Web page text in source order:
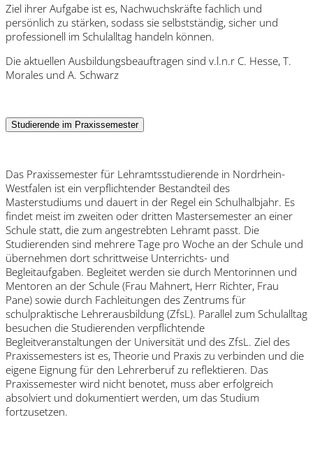
Ziel ihrer Aufgabe ist es, Nachwuchskräfte fachlich und
persönlich zu stärken, sodass sie selbstständig, sicher und
professionell im Schulalltag handeln können.
Die aktuellen Ausbildungsbeauftragen sind v.l.n.r C. Hesse, T.
Morales und A. Schwarz
Studierende im Praxissemester
Das Praxissemester für Lehramtsstudierende in Nordrhein-
Westfalen ist ein verpflichtender Bestandteil des
Masterstudiums und dauert in der Regel ein Schulhalbjahr. Es
findet meist im zweiten oder dritten Mastersemester an einer
Schule statt, die zum angestrebten Lehramt passt. Die
Studierenden sind mehrere Tage pro Woche an der Schule und
übernehmen dort schrittweise Unterrichts- und
Begleitaufgaben. Begleitet werden sie durch Mentorinnen und
Mentoren an der Schule (Frau Mahnert, Herr Richter, Frau
Pane) sowie durch Fachleitungen des Zentrums für
schulpraktische Lehrerausbildung (ZfsL). Parallel zum Schulalltag
besuchen die Studierenden verpflichtende
Begleitveranstaltungen der Universität und des ZfsL. Ziel des
Praxissemesters ist es, Theorie und Praxis zu verbinden und die
eigene Eignung für den Lehrerberuf zu reflektieren. Das
Praxissemester wird nicht benotet, muss aber erfolgreich
absolviert und dokumentiert werden, um das Studium
fortzusetzen.